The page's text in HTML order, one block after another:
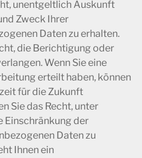
unentgeltlich Auskunft
Zweck Ihrer
Daten zu erhalten.
die Berichtigung oder
Wenn Sie eine
erteilt haben, können
für die Zukunft
Sie das Recht, unter
Einschränkung der
Daten zu
Ihnen ein